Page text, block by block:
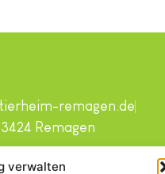
verwaltenvorbehalten.
remagen.de
Remagen